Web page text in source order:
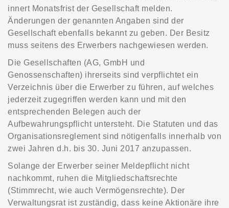
innert Monatsfrist der Gesellschaft melden.
Änderungen der genannten Angaben sind der
Gesellschaft ebenfalls bekannt zu geben. Der Besitz
muss seitens des Erwerbers nachgewiesen werden.
Die Gesellschaften (AG, GmbH und
Genossenschaften) ihrerseits sind verpflichtet ein
Verzeichnis über die Erwerber zu führen, auf welches
jederzeit zugegriffen werden kann und mit den
entsprechenden Belegen auch der
Aufbewahrungspflicht untersteht. Die Statuten und das
Organisationsreglement sind nötigenfalls innerhalb von
zwei Jahren d.h. bis 30. Juni 2017 anzupassen.
Solange der Erwerber seiner Meldepflicht nicht
nachkommt, ruhen die Mitgliedschaftsrechte
(Stimmrecht, wie auch Vermögensrechte). Der
Verwaltungsrat ist zuständig, dass keine Aktionäre ihre